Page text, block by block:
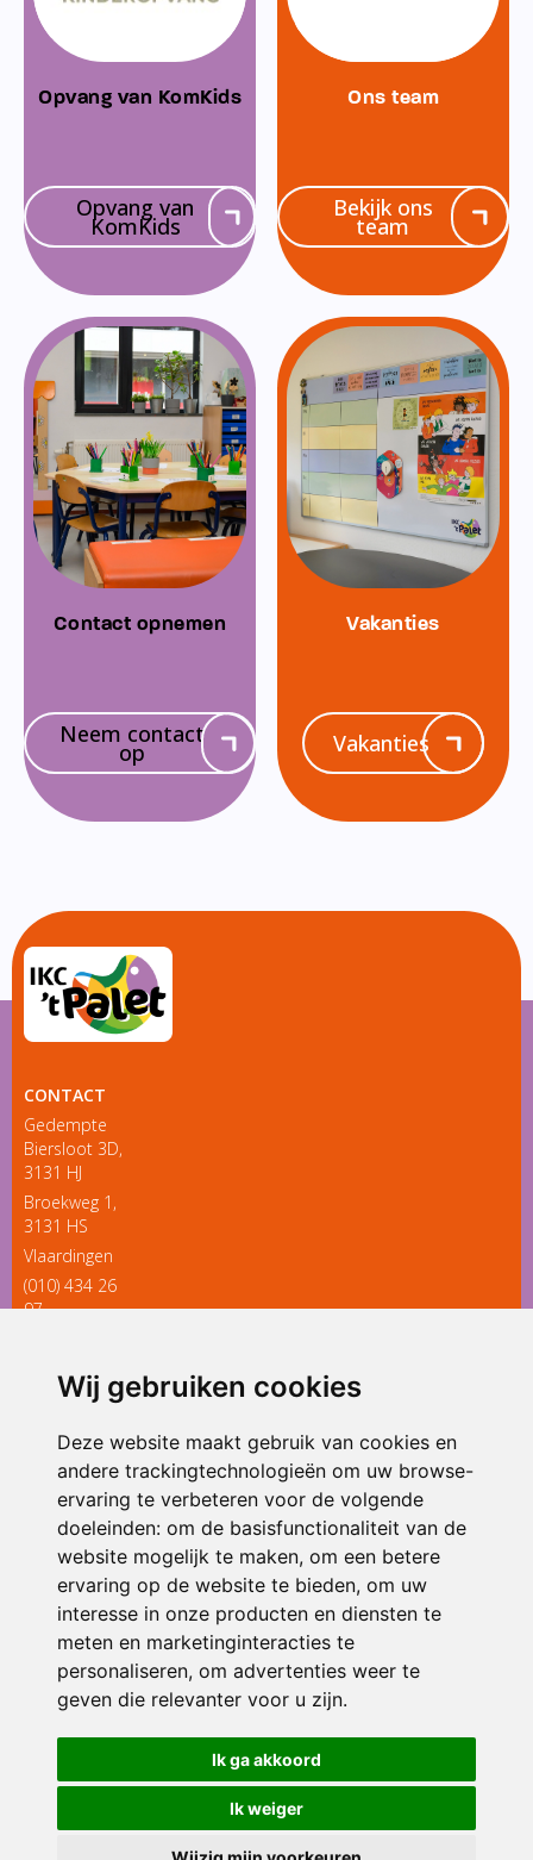
Wij gebruiken cookies
Deze website maakt gebruik van cookies en
andere trackingtechnologieën om uw browse-
ervaring te verbeteren voor de volgende
doeleinden: om de basisfunctionaliteit van de
website mogelijk te maken, om een betere
ervaring op de website te bieden, om uw
interesse in onze producten en diensten te
meten en marketinginteracties te
personaliseren, om advertenties weer te
geven die relevanter voor u zijn.
Ik ga akkoord
Ik weiger
Opvang van KomKids
Opvang van
KomKids
Ons team
Bekijk ons
team
Contact opnemen
Neem contact
op
Vakanties
Vakanties
CONTACT
Gedempte
Biersloot 3D,
3131 HJ
Broekweg 1,
3131 HS
Vlaardingen
(010) 434 26
97
ONDERDEEL VAN
© 2026 IKC ’t Palet | Alle rechten voorbehouden
Privacy policy|Disclaimer| Klachtenregeling|RSIN en Anbi
voorkeuren
Crealisatie The MindOffice